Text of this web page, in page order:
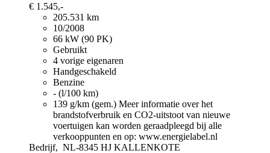
€ 1.545,-
205.531 km
10/2008
66 kW (90 PK)
Gebruikt
4 vorige eigenaren
Handgeschakeld
Benzine
- (l/100 km)
139 g/km (gem.) Meer informatie over het
brandstofverbruik en CO2-uitstoot van nieuwe
voertuigen kan worden geraadpleegd bij alle
verkooppunten en op: www.energielabel.nl
Bedrijf, NL-8345 HJ KALLENKOTE